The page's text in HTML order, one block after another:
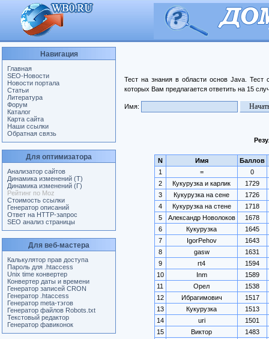
Навигация
Главная
SEO-Новости
Новости портала
Статьи
Литература
Форум
Каталог
Карта сайта
Наши ссылки
Обратная связь
Для оптимизатора
Анализатор сайтов
Динамика изменений (Т)
Динамика изменений (Г)
Рейтинг по Moz
Стоимость ссылки
Генератор описаний
Ответ на HTTP-запрос
SEO анализ страницы
Для веб-мастера
Калькулятор прав доступа
Пароль для .htaccess
Unix time конвертер
Конвертер даты и времени
Генератор записей CRON
Генератор .htaccess
Генератор meta-тэгов
Генератор файлов Robots.txt
Текстовый редактор
Генератор фавиконок
Тест на знания в области основ Java.
которых Вам предлагается ответить на 15
Имя:
N Имя Баллов
1
=
0
2
Кукурузка и карлик
1729
3
Кукурузка на сене
1726
4
Кукурузка на стене
1718
5
Александр Новолоков
1678
6
Кукурузка
1645
7
IgorPehov
1643
8
gasw
1631
9
rt4
1594
10
Inm
1589
11
Орел
1538
12
Ибрагимович
1517
13
Кукурузка
1513
14
uri
1501
15
Виктор
1483